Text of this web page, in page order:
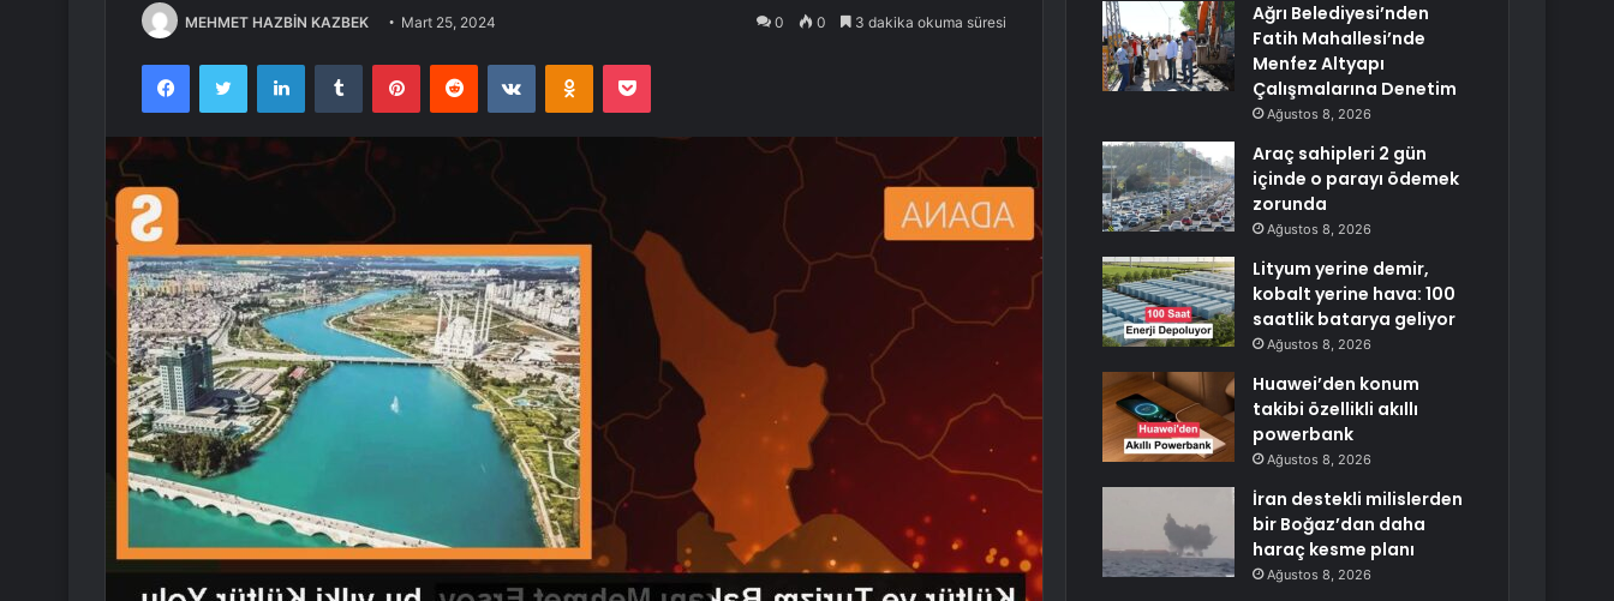
MEHMET HAZBİN KAZBEK Mart 25, 2024 0 0 3 dakika okuma süresi
FacebookTwitter LinkedInTumblr PinterestReddit VKontakteOdnoklassniki
Pocket
Ağrı Belediyesi’nden
Fatih Mahallesi’nde
Menfez Altyapı
Çalışmalarına Denetim
Ağustos 8, 2026
Araç sahipleri 2 gün
içinde o parayı ödemek
zorunda
Ağustos 8, 2026
Lityum yerine demir,
kobalt yerine hava: 100
saatlik batarya geliyor
Ağustos 8, 2026
Huawei’den konum
takibi özellikli akıllı
powerbank
Ağustos 8, 2026
İran destekli milislerden
bir Boğaz’dan daha
haraç kesme planı
Ağustos 8, 2026